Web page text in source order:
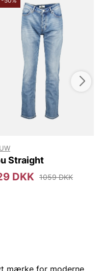
Straight
DKK 1059 DKK
mærke for moderne